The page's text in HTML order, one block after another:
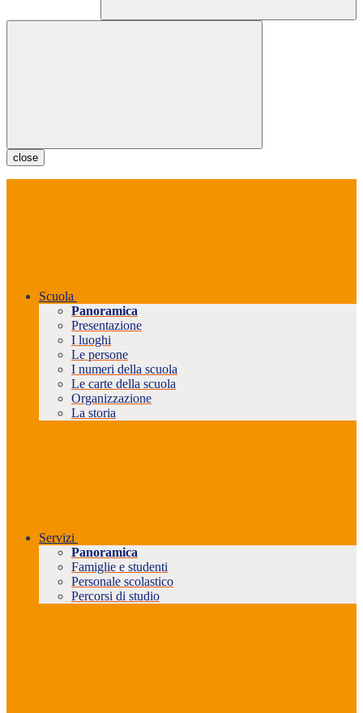
close
Scuola
Panoramica
Presentazione
I luoghi
Le persone
I numeri della scuola
Le carte della scuola
Organizzazione
La storia
Servizi
Panoramica
Famiglie e studenti
Personale scolastico
Percorsi di studio